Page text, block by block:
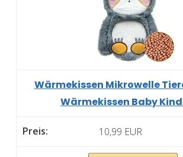
Wärmekissen Mikrowelle
Wärmekissen Baby
10,99 EUR